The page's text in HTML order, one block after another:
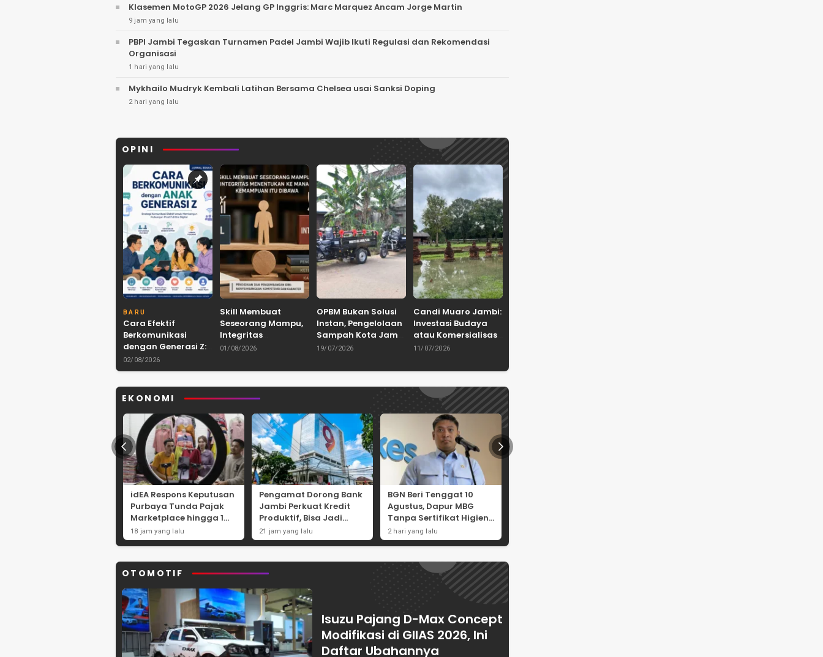
Klasemen MotoGP 2026 Jelang GP Inggris: Marc Marquez Ancam Jorge Martin
9 jam yang lalu
PBPI Jambi Tegaskan Turnamen Padel Jambi Wajib Ikuti Regulasi dan Rekomendasi
Organisasi
1 hari yang lalu
Mykhailo Mudryk Kembali Latihan Bersama Chelsea usai Sanksi Doping
2 hari yang lalu
OPINI
BARU
Cara Efektif
Berkomunikasi
dengan Generasi Z:
Strategi,
Karakteristik, dan
02/08/2026
Skill Membuat
Seseorang Mampu,
Integritas
Menentukan Ke
Itu Dibawa
01/08/2026
OPBM Bukan Solusi
Instan, Pengelolaan
Sampah Kota Jambi
Tetap
Kolaborasi
19/07/2026
Candi Muaro Jambi:
Investasi Budaya
atau Komersialisasi
Sejarah?
11/07/2026
EKONOMI
idEA Respons Keputusan
Purbaya Tunda Pajak
Marketplace hingga 1
November 2026
18 jam yang lalu
Pengamat Dorong Bank
Jambi Perkuat Kredit
Produktif, Bisa Jadi
Motor Ekonomi Daerah
21 jam yang lalu
BGN Beri Tenggat 10
Agustus, Dapur MBG
Tanpa Sertifikat Higiene
Terancam Tutup
Permanen
2 hari yang lalu
OTOMOTIF
Isuzu Pajang D-Max Concept
Modifikasi di GIIAS 2026, Ini
Daftar Ubahannya